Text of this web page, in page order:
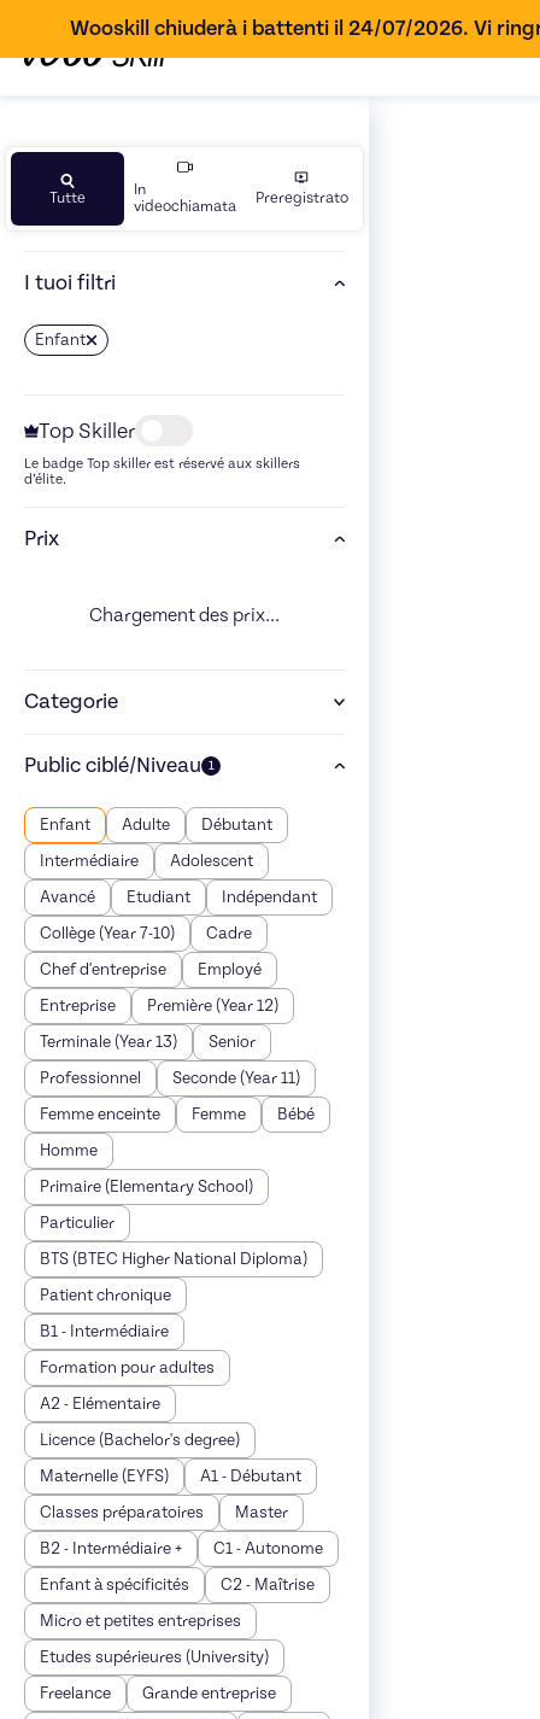
Wooskill chiuderà i battenti il 24/07/2026. Vi
Tutte
In
videochiamata
Preregistrato
I tuoi filtri
Enfant
Top Skiller
Le badge Top skiller est réservé aux skillers
d’élite.
Prix
Chargement des prix...
Categorie
Public ciblé/Niveau 1
Enfant Adulte
Débutant
Intermédiaire
Adolescent
Avancé
Etudiant
Indépendant
Collège (Year 7-10)
Cadre
Chef d'entreprise
Employé
Entreprise
Première (Year 12)
Terminale (Year 13)
Senior
Professionnel
Seconde (Year 11)
Femme enceinte
Femme
Bébé
Homme
Primaire (Elementary School)
Particulier
BTS (BTEC Higher National Diploma)
Patient chronique
B1 - Intermédiaire
Formation pour adultes
A2 - Elémentaire
Licence (Bachelor's degree)
Maternelle (EYFS)
A1 - Débutant
Classes préparatoires
Master
B2 - Intermédiaire +
C1 - Autonome
Enfant à spécificités
C2 - Maîtrise
Micro et petites entreprises
Etudes supérieures (University)
Freelance
Grande entreprise